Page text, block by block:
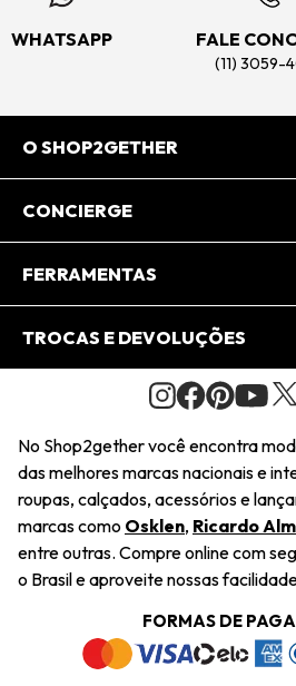
WHATSAPP FALE
(11) 3059-
O SHOP2GETHER
Sobre Nós
Journal
Saiu na Mídia
Sustentabilidade
Navegando
Termos e Condições
CONCIERGE
Central de Relacionamento
Regulamento e Promoções
FERRAMENTAS
Minha Conta
Pedido de Presente
Wishlist
TROCAS E DEVOLUÇÕES
Condições Gerais
Troca Fácil
Restituição de Pagamento
Dúvidas Frequentes
Termos e Condições
Política de Privacidade
No Shop2gether você encontra
das melhores marcas nacionais e
roupas, calçados, acessórios e
marcas como Osklen, Ricardo
entre outras. Compre online com
o Brasil e aproveite nossas
FORMAS DE